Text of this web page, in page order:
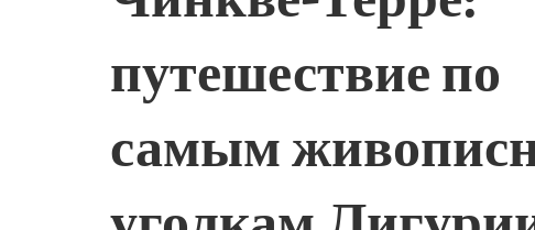
путешествие по
самым